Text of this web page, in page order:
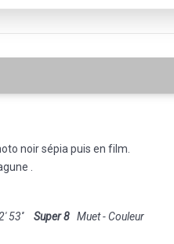
noir sépia puis en film.
.
53'' Super 8 Muet - Couleur